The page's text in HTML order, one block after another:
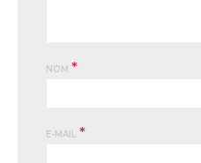
NOM *
E-MAIL *